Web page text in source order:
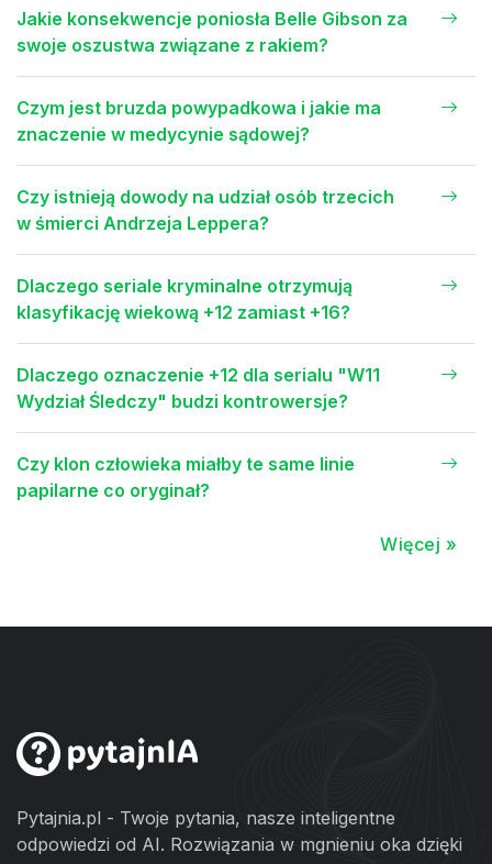
Jakie konsekwencje poniosła Belle Gibson za
swoje oszustwa związane z rakiem?
Czym jest bruzda powypadkowa i jakie ma
znaczenie w medycynie sądowej?
Czy istnieją dowody na udział osób trzecich
w śmierci Andrzeja Leppera?
Dlaczego seriale kryminalne otrzymują
klasyfikację wiekową +12 zamiast +16?
Dlaczego oznaczenie +12 dla serialu "W11
Wydział Śledczy" budzi kontrowersje?
Czy klon człowieka miałby te same linie
papilarne co oryginał?
Więcej »
Pytajnia.pl - Twoje pytania, nasze inteligentne
odpowiedzi od AI. Rozwiązania w mgnieniu oka dzięki